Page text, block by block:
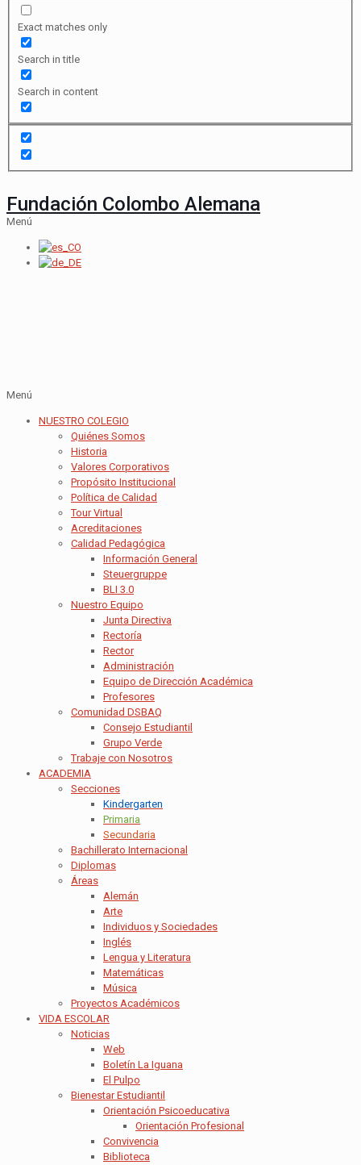
Exact matches only
Search in title
Search in content
Fundación Colombo Alemana
Menú
Menú
NUESTRO COLEGIO
Quiénes Somos
Historia
Valores Corporativos
Propósito Institucional
Política de Calidad
Tour Virtual
Acreditaciones
Calidad Pedagógica
Información General
Steuergruppe
BLI 3.0
Nuestro Equipo
Junta Directiva
Rectoría
Rector
Administración
Equipo de Dirección Académica
Profesores
Comunidad DSBAQ
Consejo Estudiantil
Grupo Verde
Trabaje con Nosotros
ACADEMIA
Secciones
Kindergarten
Primaria
Secundaria
Bachillerato Internacional
Diplomas
Áreas
Alemán
Arte
Individuos y Sociedades
Inglés
Lengua y Literatura
Matemáticas
Música
Proyectos Académicos
VIDA ESCOLAR
Noticias
Web
Boletín La Iguana
El Pulpo
Bienestar Estudiantil
Orientación Psicoeducativa
Orientación Profesional
Convivencia
Biblioteca